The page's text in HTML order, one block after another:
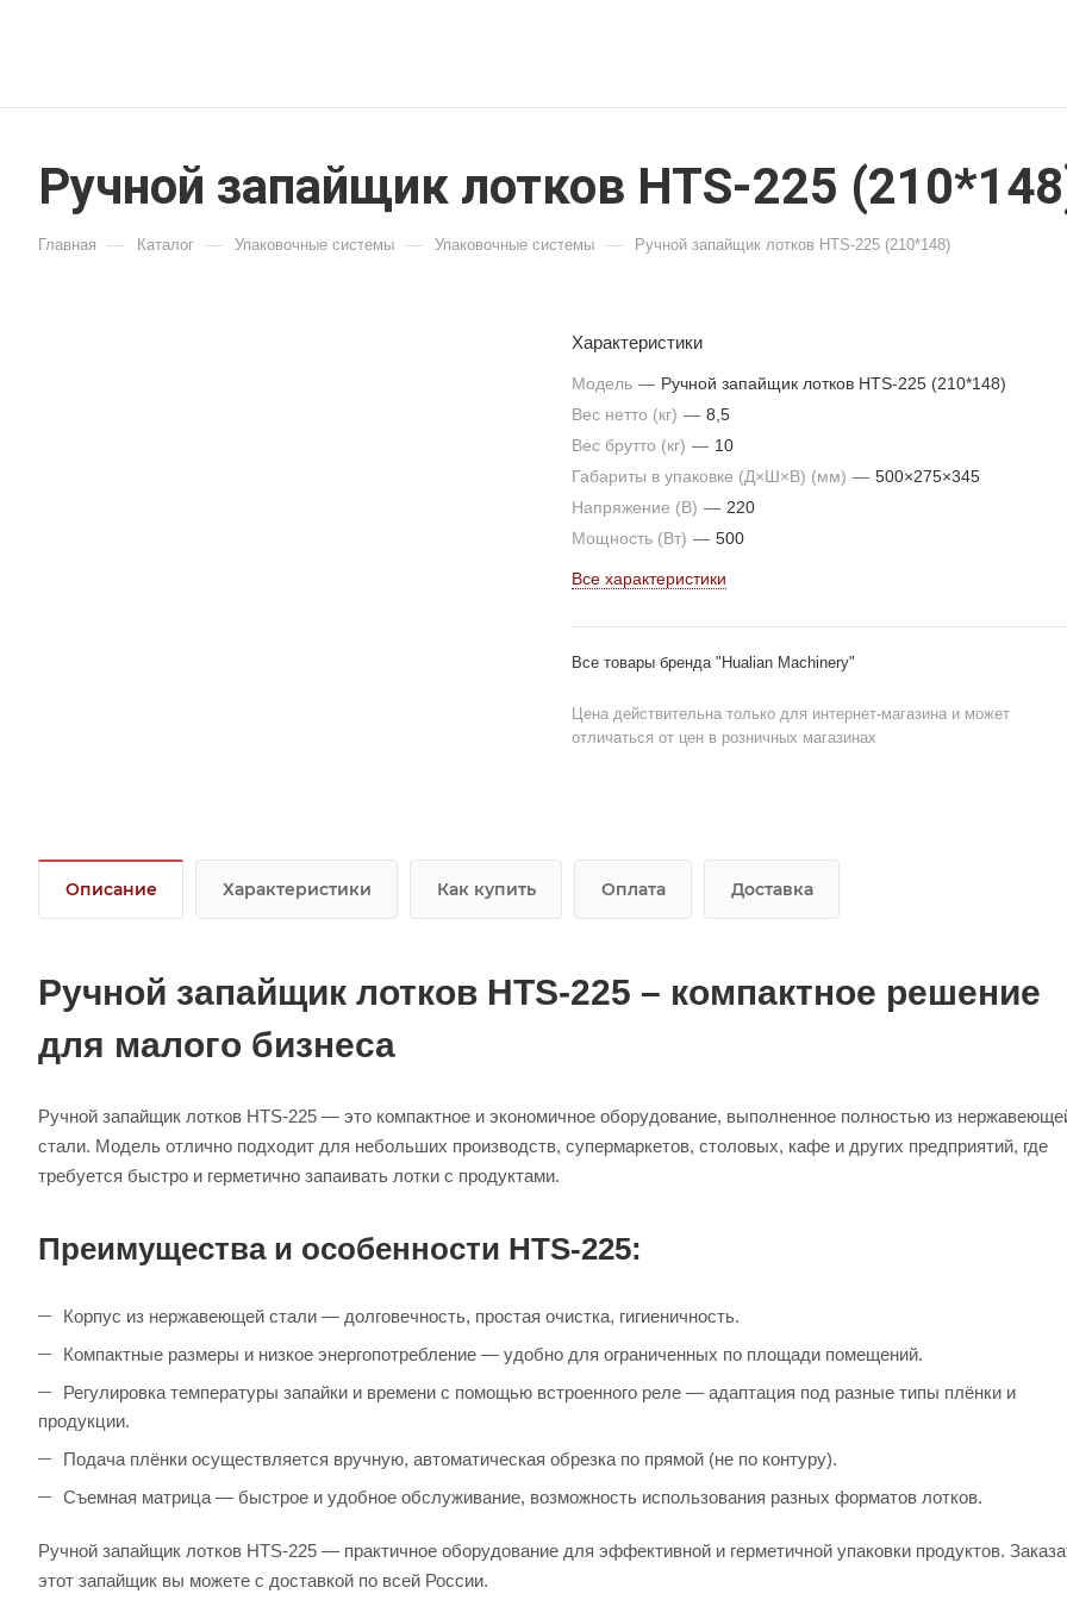
Ручной запайщик лотков HTS-225
Главная — Каталог — Упаковочные системы — Упаковочные системы — Ручной запайщик лотков HTS-225 (210*148)
Характеристики
Модель — Ручной запайщик лотков HTS-225 (210*148)
Вес нетто (кг) — 8,5
Вес брутто (кг) — 10
Габариты в упаковке (Д×Ш×В) (мм) — 500×275×345
Напряжение (В) — 220
Мощность (Вт) — 500
Все характеристики
Все товары бренда "Hualian Machinery"
Цена действительна только для интернет-магазина и может
отличаться от цен в розничных магазинах
Описание Характеристики Как купить Оплата Доставка
Ручной запайщик лотков HTS-225 – компактное решение
для малого бизнеса
Ручной запайщик лотков HTS-225 — это компактное и экономичное оборудование, выполненное полностью из
стали. Модель отлично подходит для небольших производств, супермаркетов, столовых, кафе и других предприятий, где
требуется быстро и герметично запаивать лотки с продуктами.
Преимущества и особенности HTS-225:
Корпус из нержавеющей стали — долговечность, простая очистка, гигиеничность.
Компактные размеры и низкое энергопотребление — удобно для ограниченных по площади помещений.
Регулировка температуры запайки и времени с помощью встроенного реле — адаптация под разные типы плёнки и
продукции.
Подача плёнки осуществляется вручную, автоматическая обрезка по прямой (не по контуру).
Съемная матрица — быстрое и удобное обслуживание, возможность использования разных форматов лотков.
Ручной запайщик лотков HTS-225 — практичное оборудование для эффективной и герметичной упаковки продуктов.
этот запайщик вы можете с доставкой по всей России.